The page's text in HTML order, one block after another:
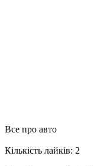
Все про авто
Кількість лайків: 2